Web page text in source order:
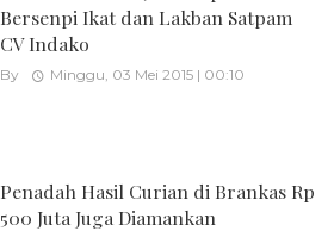
Bersenpi Ikat dan Lakban Satpam
CV Indako
By Minggu, 03 Mei 2015 | 00:10
Penadah Hasil Curian di Brankas Rp
500 Juta Juga Diamankan